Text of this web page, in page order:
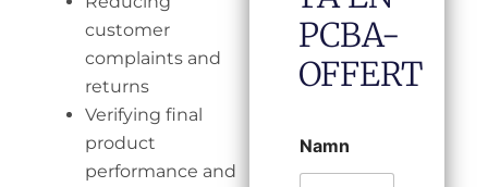
customer
complaints and
returns
Verifying final
product
performance and
PCBA-
OFFERT
Namn